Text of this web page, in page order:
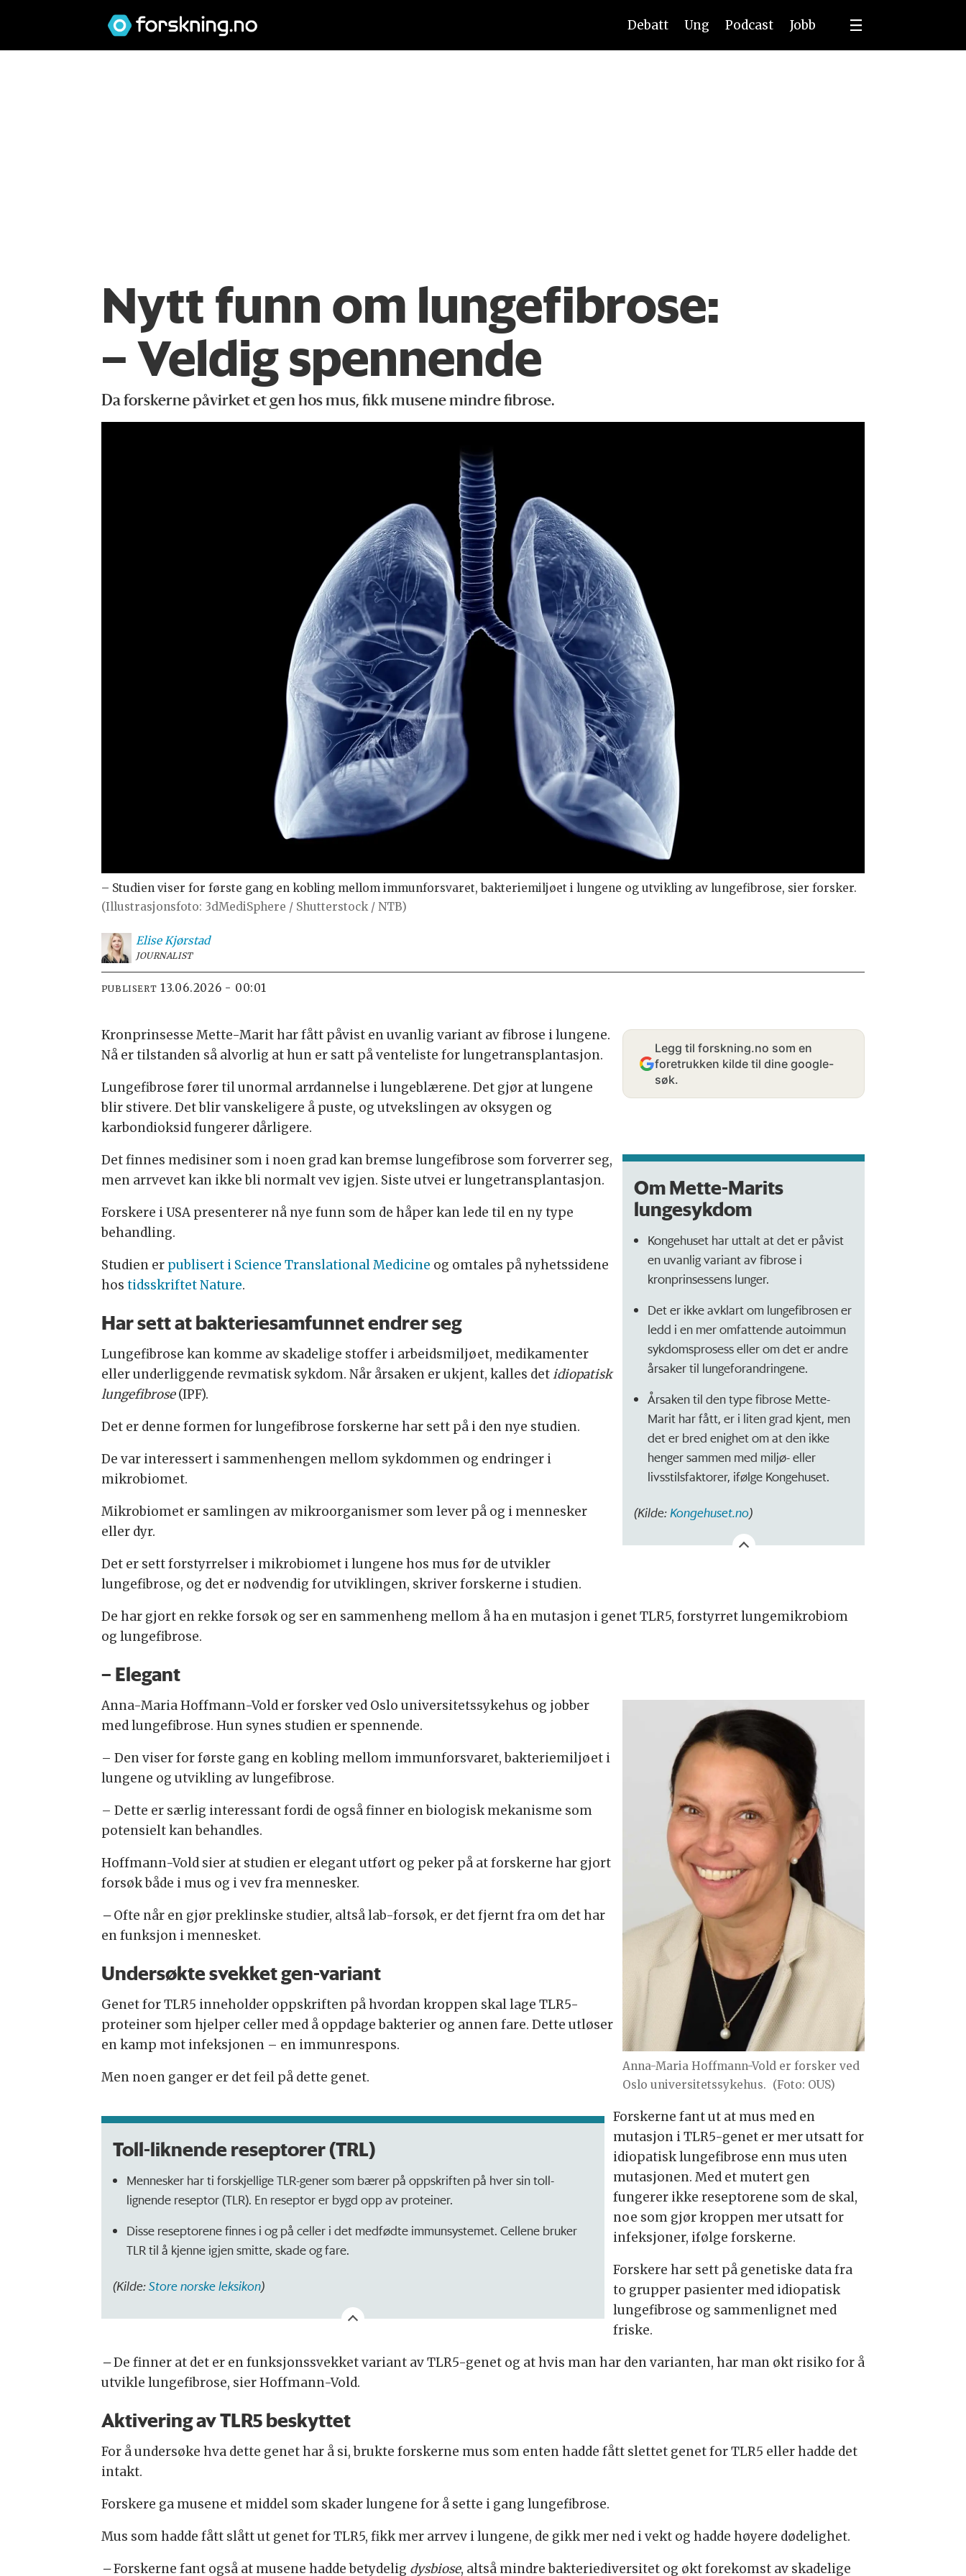
Debatt Ung Podcast Jobb
Nytt funn om lungefibrose:
– Veldig spennende
Da forskerne påvirket et gen hos mus, fikk musene mindre fibrose.
– Studien viser for første gang en kobling mellom immunforsvaret, bakteriemiljøet i lungene og utvikling av lungefibrose, sier forsker.
(Illustrasjonsfoto: 3dMediSphere / Shutterstock / NTB)
Elise Kjørstad
JOURNALIST
PUBLISERT 13.06.2026 - 00:01
Legg til forskning.no som en
foretrukken kilde til dine google-
søk.
Kronprinsesse Mette-Marit har fått påvist en uvanlig variant av fibrose i lungene.
Nå er tilstanden så alvorlig at hun er satt på venteliste for lungetransplantasjon.
Lungefibrose fører til unormal arrdannelse i lungeblærene. Det gjør at lungene
blir stivere. Det blir vanskeligere å puste, og utvekslingen av oksygen og
karbondioksid fungerer dårligere.
Om Mette-Marits
lungesykdom
Kongehuset har uttalt at det er påvist
en uvanlig variant av fibrose i
kronprinsessens lunger.
Det er ikke avklart om lungefibrosen er
ledd i en mer omfattende autoimmun
sykdomsprosess eller om det er andre
årsaker til lungeforandringene.
Årsaken til den type fibrose Mette-
Marit har fått, er i liten grad kjent, men
det er bred enighet om at den ikke
henger sammen med miljø- eller
livsstilsfaktorer, ifølge Kongehuset.
(Kilde: Kongehuset.no)
Det finnes medisiner som i noen grad kan bremse lungefibrose som forverrer seg,
men arrvevet kan ikke bli normalt vev igjen. Siste utvei er lungetransplantasjon.
Forskere i USA presenterer nå nye funn som de håper kan lede til en ny type
behandling.
Studien erpublisert i Science Translational Medicine og omtales på nyhetssidene
hos tidsskriftet Nature.
Har sett at bakteriesamfunnet endrer seg
Lungefibrose kan komme av skadelige stoffer i arbeidsmiljøet, medikamenter
eller underliggende revmatisk sykdom. Når årsaken er ukjent, kalles detidiopatisk
lungefibrose(IPF).
Det er denne formen for lungefibrose forskerne har sett på i den nye studien.
De var interessert i sammenhengen mellom sykdommen og endringer i
mikrobiomet.
Mikrobiomet er samlingen av mikroorganismer som lever på og i mennesker
eller dyr.
Det er sett forstyrrelser i mikrobiomet i lungene hos mus før de utvikler
lungefibrose, og det er nødvendig for utviklingen, skriver forskerne i studien.
De har gjort en rekke forsøk og ser en sammenheng mellom å ha en mutasjon i genet TLR5, forstyrret lungemikrobiom
og lungefibrose.
– Elegant
Anna-Maria Hoffmann-Vold er forsker ved
Oslo universitetssykehus. (Foto: OUS)
Anna-Maria Hoffmann-Vold er forsker ved Oslo universitetssykehus og jobber
med lungefibrose. Hun synes studien er spennende.
– Den viser for første gang en kobling mellom immunforsvaret, bakteriemiljøet i
lungene og utvikling av lungefibrose.
– Dette er særlig interessant fordi de også finner en biologisk mekanisme som
potensielt kan behandles.
Hoffmann-Vold sier at studien er elegant utført og peker på at forskerne har gjort
forsøk både i mus og i vev fra mennesker.
–Ofte når en gjør preklinske studier, altså lab-forsøk, er det fjernt fra om det har
en funksjon i mennesket.
Undersøkte svekket gen-variant
Genet for TLR5 inneholder oppskriften på hvordan kroppen skal lage TLR5-
proteiner som hjelper celler med å oppdage bakterier og annen fare. Dette utløser
en kamp mot infeksjonen – en immunrespons.
Men noen ganger er det feil på dette genet.
Toll-liknende reseptorer (TRL)
Mennesker har ti forskjellige TLR-gener som bærer på oppskriften på hver sin toll-
lignende reseptor (TLR). En reseptor er bygd opp av proteiner.
Disse reseptorene finnes i og på celler i det medfødte immunsystemet. Cellene bruker
TLR til å kjenne igjen smitte, skade og fare.
(Kilde:Store norske leksikon)
Forskerne fant ut at mus med en
mutasjon i TLR5-genet er mer utsatt for
idiopatisk lungefibrose enn mus uten
mutasjonen. Med et mutert gen
fungerer ikke reseptorene som de skal,
noe som gjør kroppen mer utsatt for
infeksjoner, ifølge forskerne.
Forskere har sett på genetiske data fra
to grupper pasienter med idiopatisk
lungefibrose og sammenlignet med
friske.
–De finner at det er en funksjonssvekket variant av TLR5-genet og at hvis man har den varianten, har man økt risiko for å
utvikle lungefibrose, sier Hoffmann-Vold.
Aktivering av TLR5 beskyttet
For å undersøke hva dette genet har å si, brukte forskerne mus som enten hadde fått slettet genet for TLR5 eller hadde det
intakt.
Forskere ga musene et middel som skader lungene for å sette i gang lungefibrose.
Mus som hadde fått slått ut genet for TLR5, fikk mer arrvev i lungene, de gikk mer ned i vekt og hadde høyere dødelighet.
–Forskerne fant også at musene hadde betydelig dysbiose, altså mindre bakteriediversitet og økt forekomst av skadelige